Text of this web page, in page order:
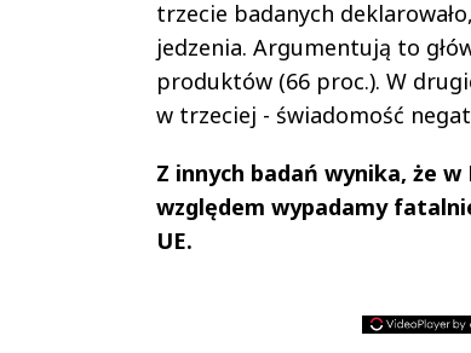
trzecie badanych
jedzenia. Argumentują to
produktów (66 proc.). W
w trzeciej - świadomość
Z innych badań wynika, że
względem wypadamy
UE.